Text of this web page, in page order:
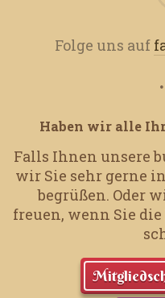
Folge uns auf
Haben wir alle
Falls Ihnen unsere
wir Sie sehr gerne
begrüßen. Oder
freuen, wenn Sie